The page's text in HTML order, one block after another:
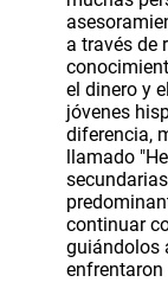
a través de
el dinero y
jóvenes
diferencia,
llamado
continuar
guiándolos